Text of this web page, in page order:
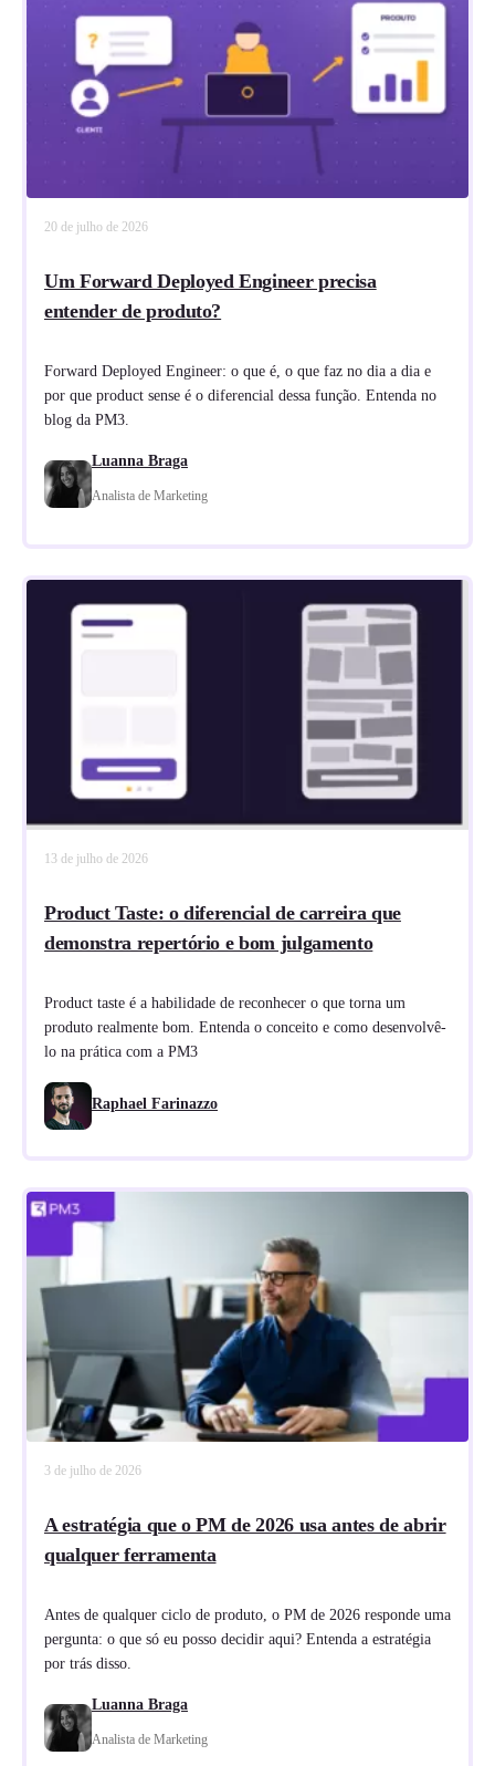
20 de julho de 2026
Um Forward Deployed Engineer precisa
entender de produto?
Forward Deployed Engineer: o que é, o que faz no dia a dia e
por que product sense é o diferencial dessa função. Entenda no
blog da PM3.
Luanna Braga
Analista de Marketing
13 de julho de 2026
Product Taste: o diferencial de carreira que
demonstra repertório e bom julgamento
Product taste é a habilidade de reconhecer o que torna um
produto realmente bom. Entenda o conceito e como desenvolvê-
lo na prática com a PM3
Raphael Farinazzo
3 de julho de 2026
A estratégia que o PM de 2026 usa antes de abrir
qualquer ferramenta
Antes de qualquer ciclo de produto, o PM de 2026 responde uma
pergunta: o que só eu posso decidir aqui? Entenda a estratégia
por trás disso.
Luanna Braga
Analista de Marketing